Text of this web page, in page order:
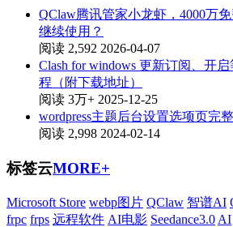
QClaw腾讯管家小龙虾，4000万
继续使用？
阅读 2,592 2026-04-07
Clash for windows 更新订阅、开
程（附下载地址）
阅读 3万+ 2025-12-25
wordpress主题后台设置选项页完
阅读 2,998 2024-02-14
标签云MORE+
Microsoft Store webp图片 QClaw 智谱AI
frpc frps 远程软件 AI电影 Seedance3.0 AI